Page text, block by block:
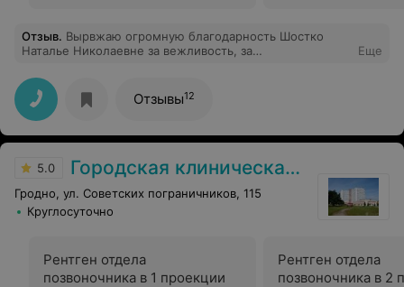
Отзыв. Вырвжаю огромную благодарность Шостко
Наталье Николаевне за вежливость, за
обходительный умеет слушать и слышать, прекрасный
подход к детям. Именно так и должен выглядеть
психиатр
Еще
Отзывы12
5.0 Городская клиническая больница скорой медицинской помощи г. Гродно
Гродно, ул. Советских пограничников, 115
Круглосуточно
Рентген отдела
позвоночника в 1 проекции
Рентген отдела
позвоночника в 2